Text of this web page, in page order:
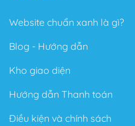
Website chuẩn xanh là gì?
Blog - Hướng dẫn
Kho giao diện
Hướng dẫn Thanh toán
Điều kiện và chính sách